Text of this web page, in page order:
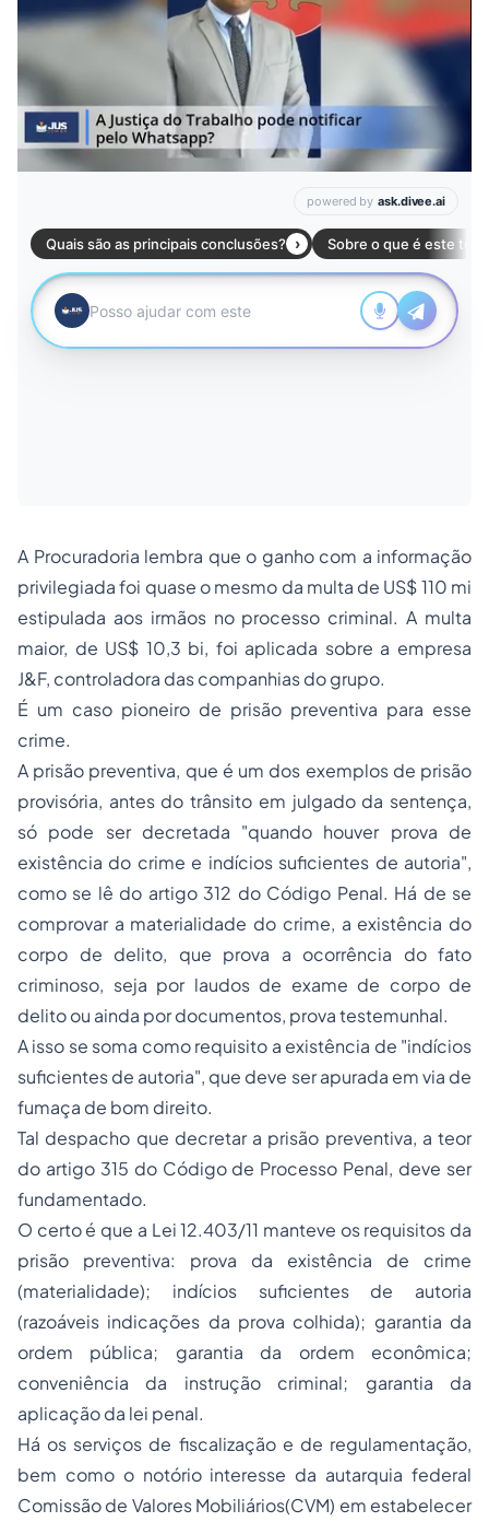
A Procuradoria lembra que o ganho com a informação
privilegiada foi quase o mesmo da multa de US$ 110 mi
estipulada aos irmãos no processo criminal. A multa
maior, de US$ 10,3 bi, foi aplicada sobre a empresa
J&F, controladora das companhias do grupo.
É um caso pioneiro de prisão preventiva para esse
crime.
A prisão preventiva, que é um dos exemplos de prisão
provisória, antes do trânsito em julgado da sentença,
só pode ser decretada "quando houver prova de
existência do crime e indícios suficientes de autoria",
como se lê do artigo 312 do Código Penal. Há de se
comprovar a materialidade do crime, a existência do
corpo de delito, que prova a ocorrência do fato
criminoso, seja por laudos de exame de corpo de
delito ou ainda por documentos, prova testemunhal.
A isso se soma como requisito a existência de "indícios
suficientes de autoria", que deve ser apurada em via de
fumaça de bom direito.
Tal despacho que decretar a prisão preventiva, a teor
do artigo 315 do Código de Processo Penal, deve ser
fundamentado.
O certo é que a Lei 12.403/11 manteve os requisitos da
prisão preventiva: prova da existência de crime
(materialidade); indícios suficientes de autoria
(razoáveis indicações da prova colhida); garantia da
ordem pública; garantia da ordem econômica;
conveniência da instrução criminal; garantia da
aplicação da lei penal.
Há os serviços de fiscalização e de regulamentação,
bem como o notório interesse da autarquia federal
Comissão de Valores Mobiliários(CVM) em estabelecer